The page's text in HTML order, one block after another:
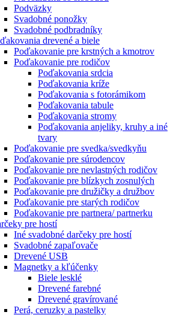
Podväzky
Svadobné ponožky
Svadobné podbradníky
drevené a biele
Poďakovanie pre krstných a kmotrov
Poďakovanie pre rodičov
Poďakovania srdcia
Poďakovania kríže
Poďakovania s fotorámikom
Poďakovania tabule
Poďakovania stromy
Poďakovania anjeliky, kruhy a iné
tvary
Poďakovanie pre svedka/svedkyňu
Poďakovanie pre súrodencov
Poďakovanie pre nevlastných rodičov
Poďakovanie pre blízkych zosnulých
Poďakovanie pre družičky a družbov
Poďakovanie pre starých rodičov
Poďakovanie pre partnera/ partnerku
pre hostí
Iné svadobné darčeky pre hostí
Svadobné zapaľovače
Drevené USB
Magnetky a kľúčenky
Biele lesklé
Drevené farebné
Drevené gravírované
Perá, ceruzky a pastelky